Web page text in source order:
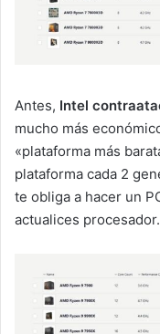
Antes, Intel
mucho más
«plataforma más
plataforma cada 2
te obliga a hacer un
actualices procesador.